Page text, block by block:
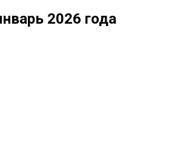
2026 года